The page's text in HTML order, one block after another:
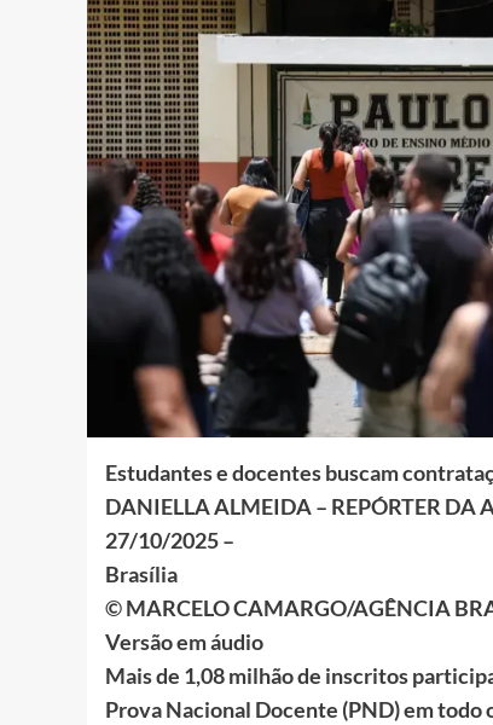
Estudantes e docentes buscam
DANIELLA ALMEIDA – REPÓRTER DA
27/10/2025 –
Brasília
© MARCELO CAMARGO/AGÊNCIA
Versão em áudio
Mais de 1,08 milhão de inscritos
Prova Nacional Docente (PND) em todo